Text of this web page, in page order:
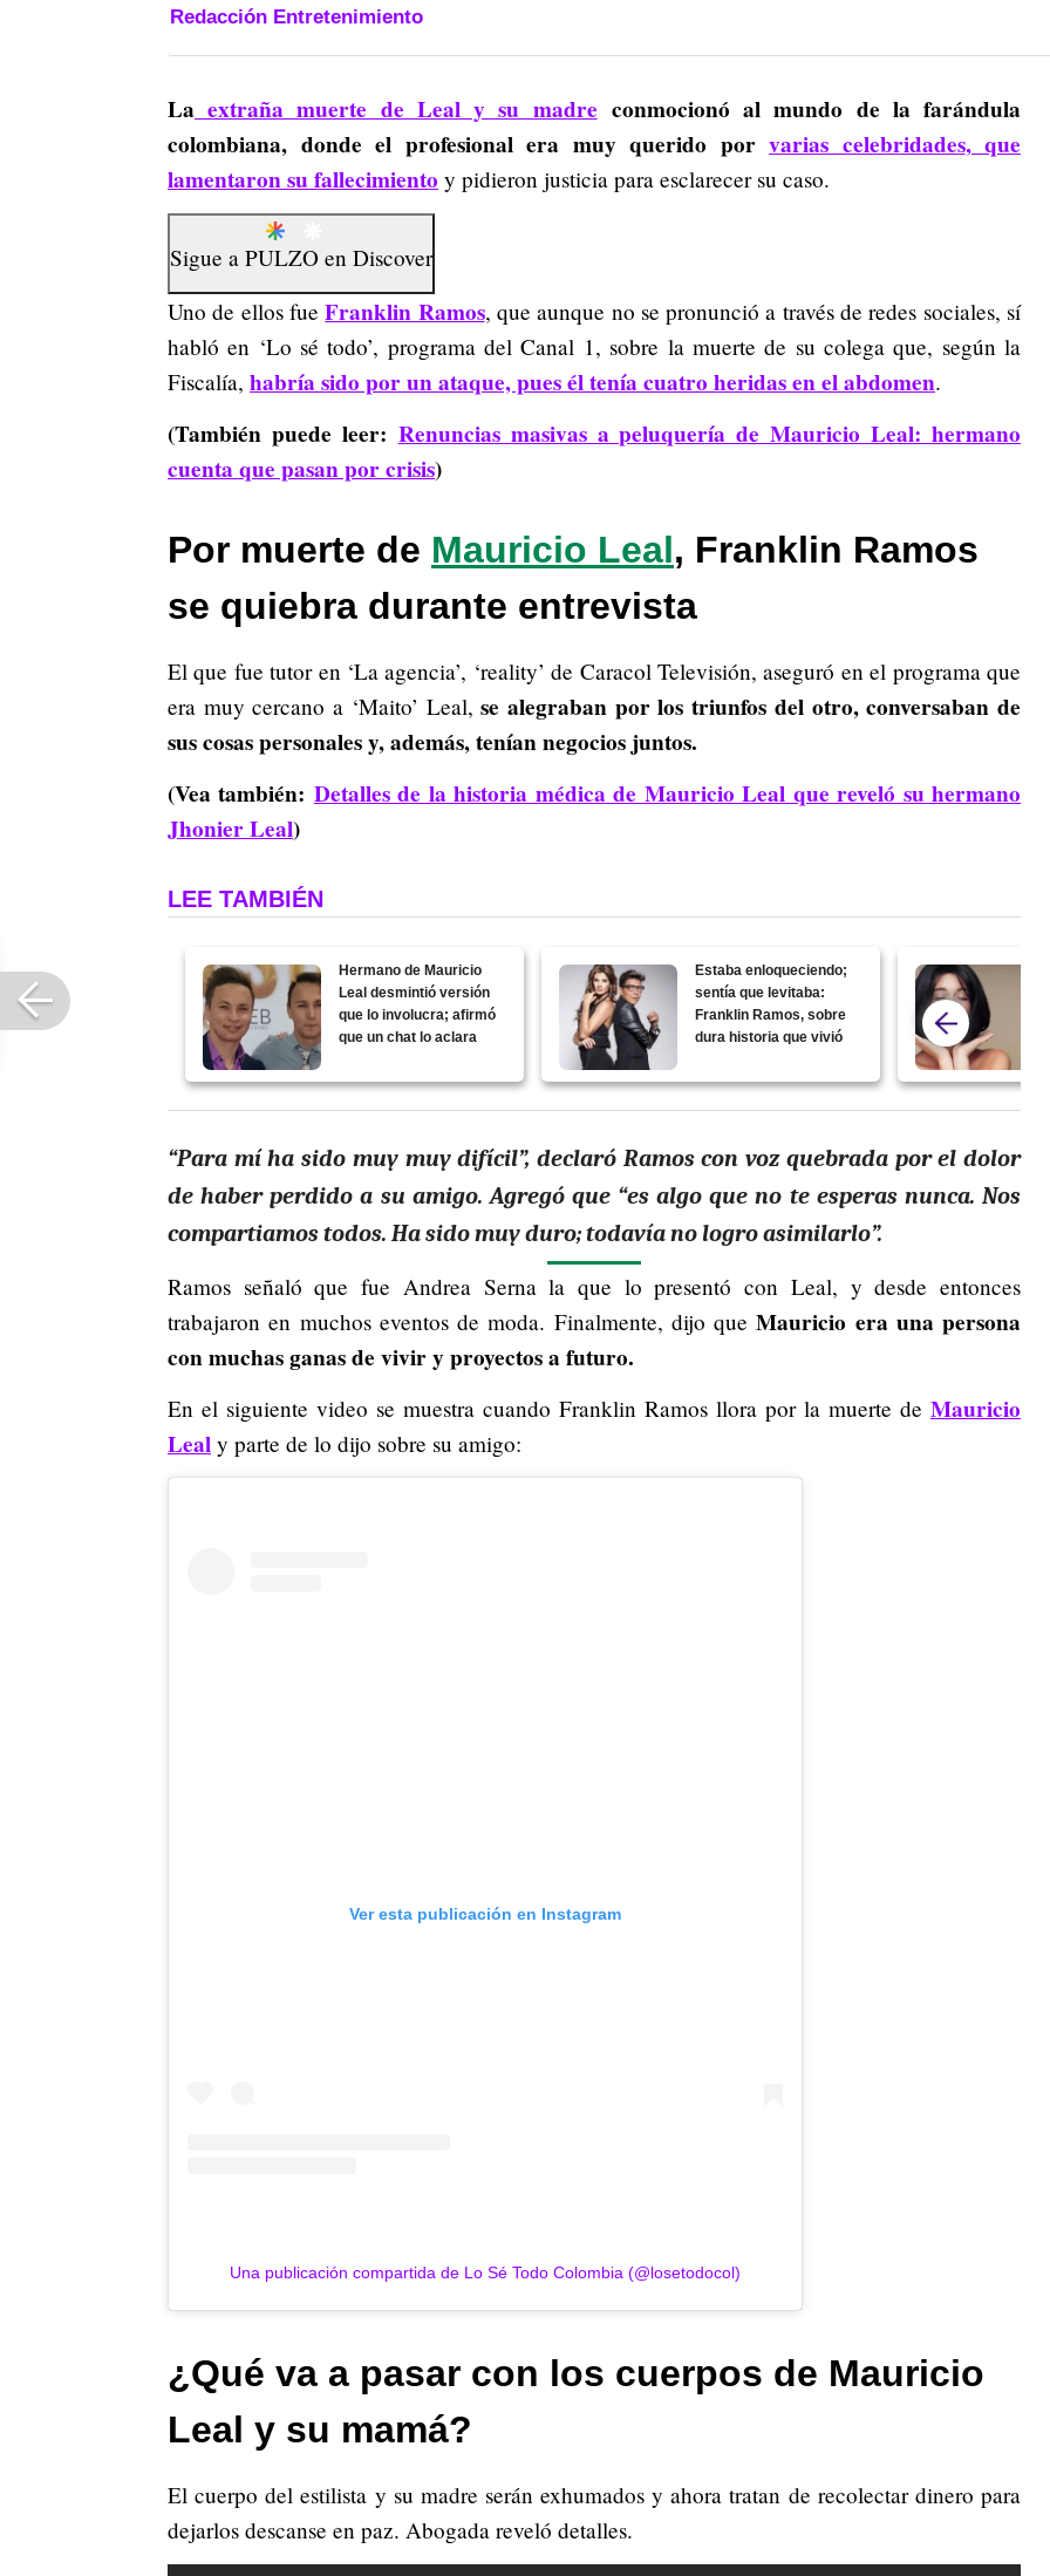
Redacción Entretenimiento
La extraña muerte de Leal y su madre conmocionó al mundo de la farándula
colombiana, donde el profesional era muy querido por varias celebridades, que
lamentaron su fallecimiento y pidieron justicia para esclarecer su caso.
Sigue a PULZO en Discover
Uno de ellos fueFranklin Ramos, que aunque no se pronunció a través de redes sociales, sí
habló en ‘Lo sé todo’, programa del Canal 1, sobre la muerte de su colega que, según la
Fiscalía, habría sido por un ataque, pues él tenía cuatro heridas en el abdomen.
(También puede leer: Renuncias masivas a peluquería de Mauricio Leal: hermano
cuenta que pasan por crisis)
Por muerte de Mauricio Leal, Franklin Ramos
se quiebra durante entrevista
El que fue tutor en ‘La agencia’, ‘reality’ de Caracol Televisión, aseguró en el programa que
era muy cercano a ‘Maito’ Leal,se alegraban por los triunfos del otro, conversaban de
sus cosas personales y, además, tenían negocios juntos.
(Vea también: Detalles de la historia médica de Mauricio Leal que reveló su hermano
Jhonier Leal)
LEE TAMBIÉN
Hermano de Mauricio
Leal desmintió versión
que lo involucra; afirmó
que un chat lo aclara
Estaba enloqueciendo;
sentía que levitaba:
Franklin Ramos, sobre
dura historia que vivió
“Para mí ha sido muy muy difícil”, declaró Ramos con voz quebrada por el dolor
de haber perdido a su amigo. Agregó que “es algo que no te esperas nunca. Nos
compartiamos todos. Ha sido muy duro; todavía no logro asimilarlo”.
Ramos señaló que fue Andrea Serna la que lo presentó con Leal, y desde entonces
trabajaron en muchos eventos de moda. Finalmente, dijo queMauricio era una persona
con muchas ganas de vivir y proyectos a futuro.
En el siguiente video se muestra cuando Franklin Ramos llora por la muerte de Mauricio
Leal y parte de lo dijo sobre su amigo:
Ver esta publicación en Instagram
Una publicación compartida de Lo Sé Todo Colombia (@losetodocol)
¿Qué va a pasar con los cuerpos de Mauricio
Leal y su mamá?
El cuerpo del estilista y su madre serán exhumados y ahora tratan de recolectar dinero para
dejarlos descanse en paz. Abogada reveló detalles.